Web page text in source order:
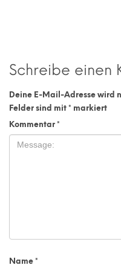
Schreibe einen
Deine E-Mail-Adresse wird
Felder sind mit * markiert
Kommentar *
Name *